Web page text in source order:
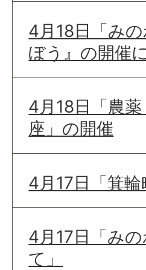
4月18日「み
ぼう』の開催
4月18日「農
座」の開催
4月17日「箕
4月17日「み
て」